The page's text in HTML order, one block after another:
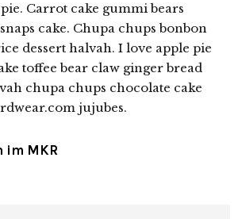
Carrot cake gummi bears
cake. Chupa chups bonbon
dessert halvah. I love apple pie
toffee bear claw ginger bread
chupa chups chocolate cake
jujubes.
im MKR